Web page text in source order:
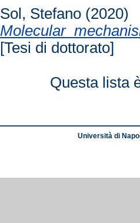
Sol, Stefano (2020)
[Tesi di dottorato]
Questa lista
Università di